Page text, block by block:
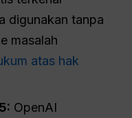
digunakan tanpa
masalah
atas hak
OpenAI